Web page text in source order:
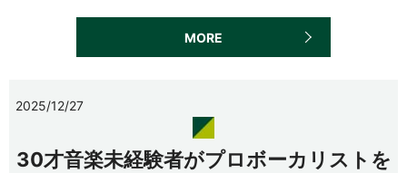
MORE
2025/12/27
30才音楽未経験者がプロボーカリストを